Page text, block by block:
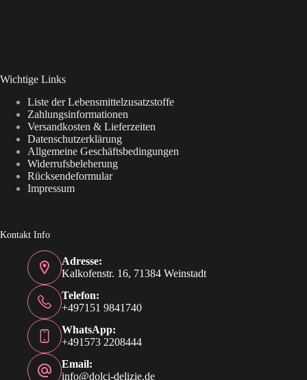
Wichtige Links
Liste der Lebensmittelzusatzstoffe
Zahlungsinformationen
Versandkosten & Lieferzeiten
Datenschutzerklärung
Allgemeine Geschäftsbedingungen
Widerrufsbeleherung
Rücksendeformular
Impressum
Kontakt Info
Adresse:
Kalkofenstr. 16, 71384 Weinstadt
Telefon:
+497151 9841740
WhatsApp:
+491573 2208444
Email:
info@dolci-delizie.de